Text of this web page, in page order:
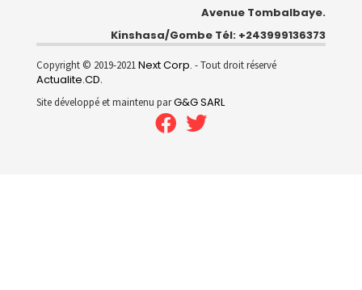
Avenue Tombalbaye.
Kinshasa/Gombe Tél: +243999136373
Copyright © 2019-2021Next Corp. - Tout droit réservé
Actualite.CD.
Site développé et maintenu parG&G SARL